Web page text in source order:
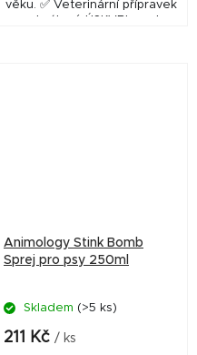
věku. ✅ Veterinární přípravek
schválený ÚSKVBL pod
Animology Stink Bomb
Sprej pro psy 250ml
Průměrné
hodnocení
produktu
Skladem (>5 ks)
211 Kč / ks